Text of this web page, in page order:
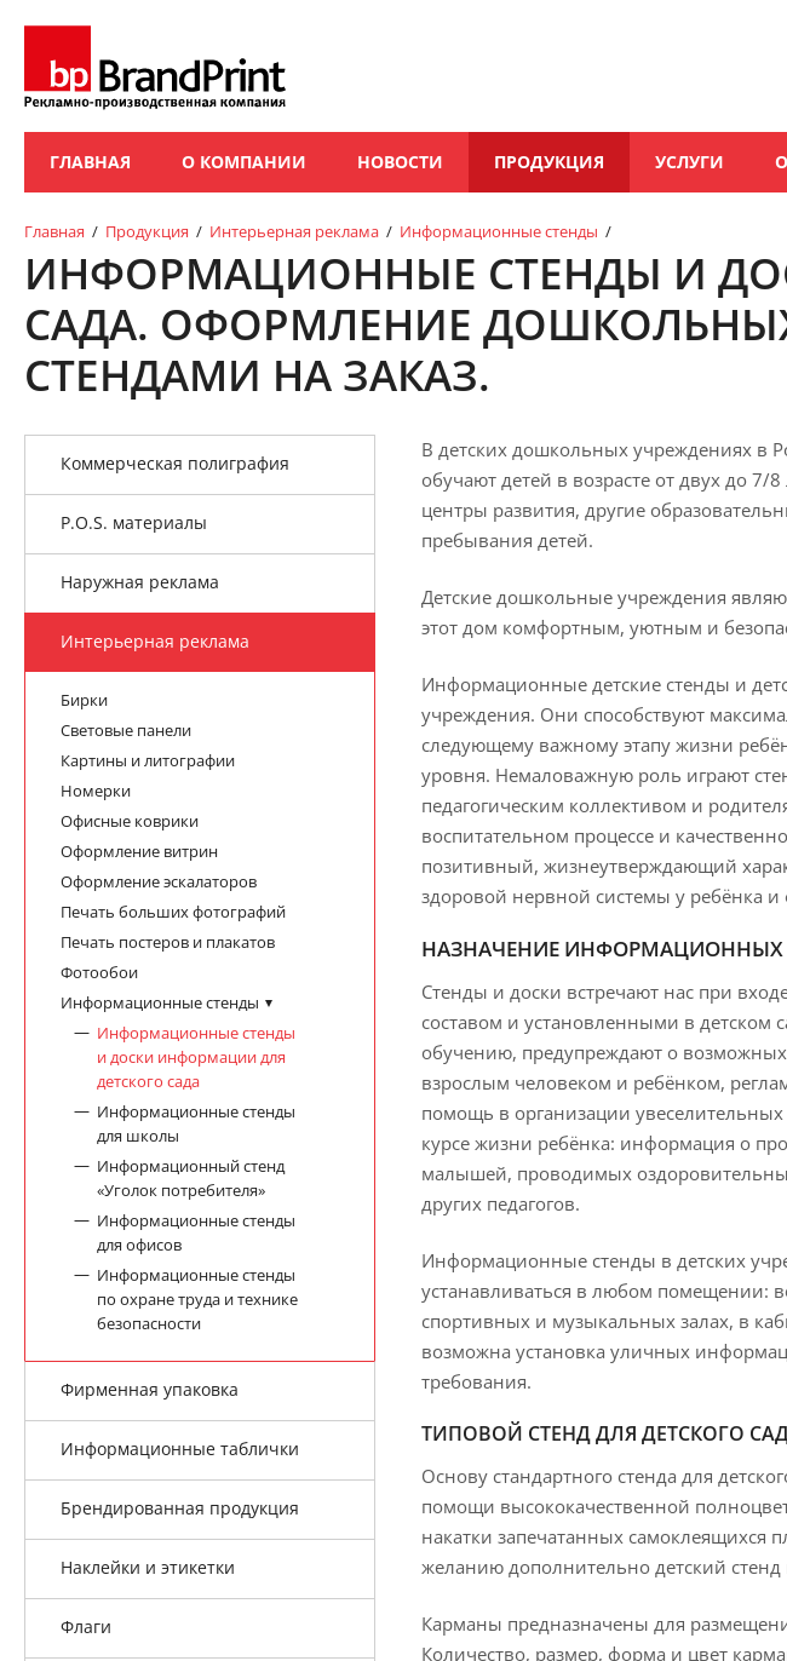
ГЛАВНАЯ О КОМПАНИИ НОВОСТИ ПРОДУКЦИЯ УСЛУГИ
Главная / Продукция / Интерьерная реклама / Информационные стенды /
ИНФОРМАЦИОННЫЕ СТЕНДЫ И
САДА. ОФОРМЛЕНИЕ
СТЕНДАМИ НА ЗАКАЗ.
Коммерческая полиграфия
P.O.S. материалы
Наружная реклама
Интерьерная реклама
Бирки
Световые панели
Картины и литографии
Номерки
Офисные коврики
Оформление витрин
Оформление эскалаторов
Печать больших фотографий
Печать постеров и плакатов
Фотообои
Информационные стенды
Информационные стенды
и доски информации для
детского сада
Информационные стенды
для школы
Информационный стенд
«Уголок потребителя»
Информационные стенды
для офисов
Информационные стенды
по охране труда и технике
безопасности
Фирменная упаковка
Информационные таблички
Брендированная продукция
Наклейки и этикетки
Флаги
В детских дошкольных учреждениях в
обучают детей в возрасте от двух до
центры развития, другие
пребывания детей.
Детские дошкольные учреждения
этот дом комфортным, уютным и
Информационные детские стенды и
учреждения. Они способствуют
следующему важному этапу жизни
уровня. Немаловажную роль играют
педагогическим коллективом и
воспитательном процессе и
позитивный, жизнеутверждающий
здоровой нервной системы у ребёнка
НАЗНАЧЕНИЕ ИНФОРМАЦИОННЫХ
Стенды и доски встречают нас при
составом и установленными в детском
обучению, предупреждают о возможных
взрослым человеком и ребёнком,
помощь в организации
курсе жизни ребёнка: информация о
малышей, проводимых
других педагогов.
Информационные стенды в детских
устанавливаться в любом помещении:
спортивных и музыкальных залах, в
возможна установка уличных
требования.
ТИПОВОЙ СТЕНД ДЛЯ ДЕТСКОГО
Основу стандартного стенда для
помощи высококачественной
накатки запечатанных
желанию дополнительно детский
Карманы предназначены для
Количество, размер, форма и цвет